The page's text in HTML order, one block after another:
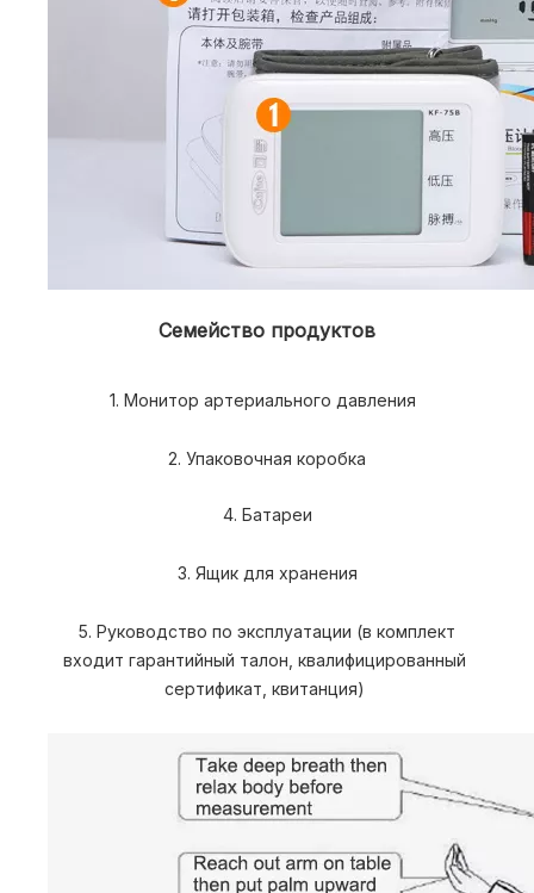
Семейство продуктов
1. Монитор артериального давления
2. Упаковочная коробка
4. Батареи
3. Ящик для хранения
входит гарантийный талон, квалифицированный
сертификат, квитанция)